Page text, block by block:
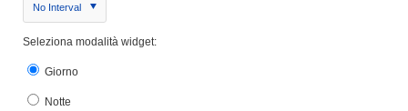
No Interval
Seleziona modalità widget:
Giorno
Notte